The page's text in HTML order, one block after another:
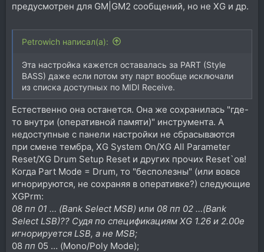
предусмотрен для GM|GM2 сообщений, но не XG и др.
Petrowich написал(а):
Эта настройка кажется оставалась за PART (Style
BASS) даже если потом эту парт вообще исключали
из списка доступных по MIDI Receive.
Естественно она останется. Она же сохранилась "где-
то внутри (оперативной памяти)" инструмента. А
недоступные с панели настройки не сбрасываются
при смене тембра, XG System On/XG All Parameter
Reset/XG Drum Setup Reset и других прочих Reset`ов!
Когда Part Mode = Drum, то "бесполезны" (или вовсе
игнорируются, не сохраняя в оперативке?) следующие
XGPrm:
08 пп 01 … (Bank Select MSB) или 08 пп 02 …(Bank
Select LSB)?? Судя по спецификациям XG 1.26 и 2.00e
игнорируется LSB, а не MSB;
08 пп 05 … (Mono/Poly Mode);